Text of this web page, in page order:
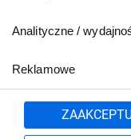
Analityczne /
Reklamowe
801